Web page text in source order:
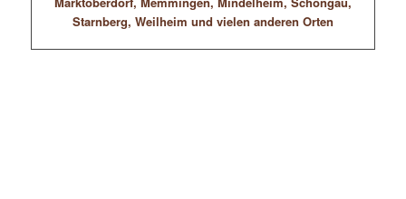
Starnberg, Weilheim und vielen anderen Orten